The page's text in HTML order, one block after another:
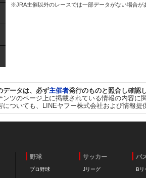
※JRA主催以外のレースでは一部データがない場合が
データは、必ず主催者発行のものと照合し確認
ンツのページ上に掲載されている情報の内容
ついても、LINEヤフー株式会社および情報提
野球
プロ野球
サッカー
Jリーグ
バ
Bリ